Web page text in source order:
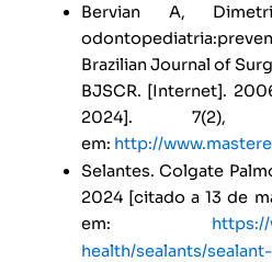
Bervian A,
Brazilian Journal of
BJSCR. [Internet].
2024]. 7(2),
em: http://
Selantes. Colgate
2024 [citado a 13 de
em:
health/sealants/